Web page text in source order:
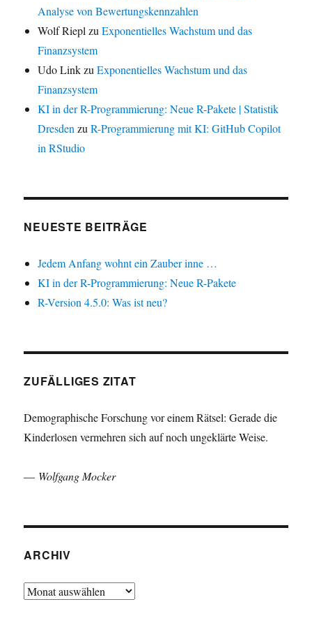
Analyse von Bewertungskennzahlen
Wolf Riepl zuExponentielles Wachstum und das
Finanzsystem
Udo LinkzuExponentielles Wachstum und das
Finanzsystem
KI in der R-Programmierung: Neue R-Pakete | Statistik
Dresden zuR-Programmierung mit KI: GitHub Copilot
in RStudio
NEUESTE BEITRÄGE
Jedem Anfang wohnt ein Zauber inne …
KI in der R-Programmierung: Neue R-Pakete
R-Version 4.5.0: Was ist neu?
ZUFÄLLIGES ZITAT
Demographische Forschung vor einem Rätsel: Gerade die
Kinderlosen vermehren sich auf noch ungeklärte Weise.
— Wolfgang Mocker
ARCHIV
Archiv